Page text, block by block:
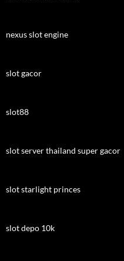
nexus slot engine
slot gacor
slot88
slot server thailand super gacor
slot starlight princes
slot depo 10k